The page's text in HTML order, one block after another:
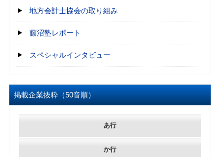
地方会計士協会の取り組み
藤沼塾レポート
スペシャルインタビュー
掲載企業抜粋（50音順）
あ行
か行